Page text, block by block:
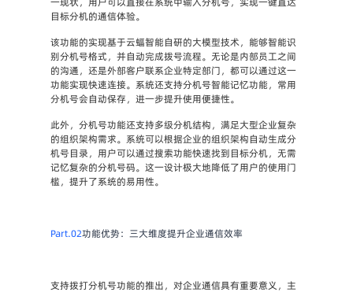
目标分机的通信体验。
该功能的实现基于云蝠智能自研的大模型技术，能够智能识
别分机号格式，并自动完成拨号流程。无论是内部员工之间
的沟通，还是外部客户联系企业特定部门，都可以通过这一
功能实现快速连接。系统还支持分机号智能记忆功能，常用
分机号会自动保存，进一步提升使用便捷性。
此外，分机号功能还支持多级分机结构，满足大型企业复杂
的组织架构需求。系统可以根据企业的组织架构自动生成分
机号目录，用户可以通过搜索功能快速找到目标分机，无需
记忆复杂的分机号码。这一设计极大地降低了用户的使用门
槛，提升了系统的易用性。
Part.02功能优势：三大维度提升企业通信效率
支持拨打分机号功能的推出，对企业通信具有重要意义，主